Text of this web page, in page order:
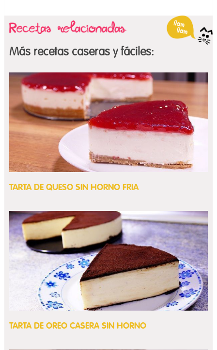
Más recetas caseras y fáciles:
TARTA DE QUESO SIN HORNO FRIA
TARTA DE OREO CASERA SIN HORNO